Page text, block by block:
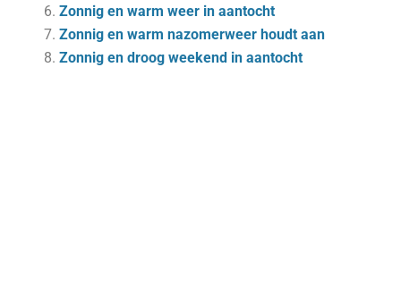
Zonnig en warm weer in aantocht
Zonnig en warm nazomerweer houdt aan
Zonnig en droog weekend in aantocht